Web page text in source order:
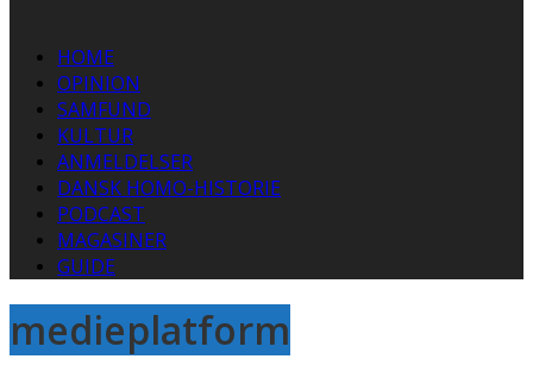
HOME
OPINION
SAMFUND
KULTUR
ANMELDELSER
DANSK HOMO-HISTORIE
PODCAST
MAGASINER
GUIDE
medieplatform